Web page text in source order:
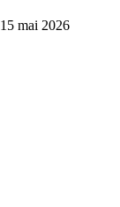
15 mai 2026